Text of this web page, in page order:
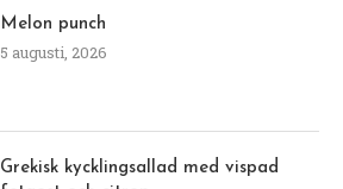
Melon punch
5 augusti, 2026
Grekisk kycklingsallad med vispad